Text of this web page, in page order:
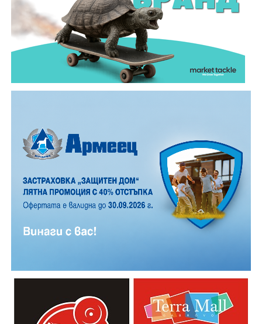
На място незабавно е бил изпратен полицейски
екип, който установил самоличността на водача. Той
е бил транспортиран в габровската болница, където
по-късно починал.
Според първоначалната информация водачът се е
Причините за инцидента са в процес на изясняване.